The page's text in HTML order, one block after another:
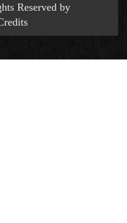
Reserved by